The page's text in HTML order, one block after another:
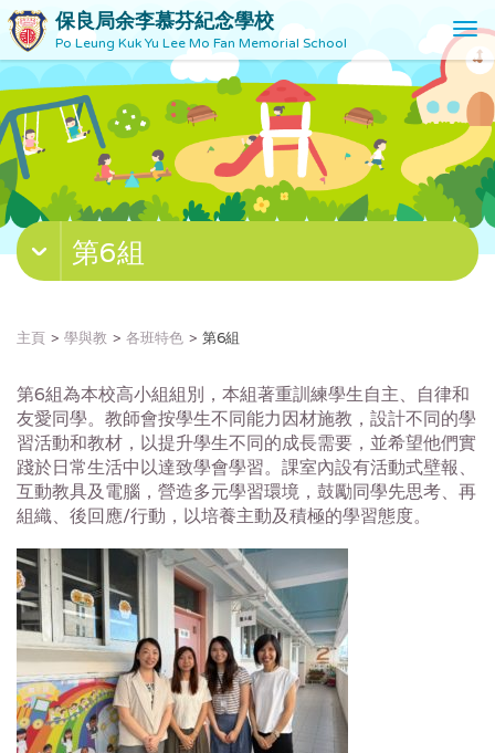
保良局余李慕芬紀念學校
Po Leung Kuk Yu Lee Mo Fan Memorial School
T
o
g
l
e
v
g
n
第6組
主頁 學與教 各班特色 第6組
第6組為本校高小組組別，本組著重訓練學生自主、自律和
友愛同學。教師會按學生不同能力因材施教，設計不同的學
習活動和教材，以提升學生不同的成長需要，並希望他們實
踐於日常生活中以達致學會學習。課室內設有活動式壁報、
互動教具及電腦，營造多元學習環境，鼓勵同學先思考、再
組織、後回應/行動，以培養主動及積極的學習態度。